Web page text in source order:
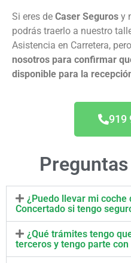
Si eres de Caser Seguros y
podrás traerlo a nuestro
Asistencia en Carretera, pero
nosotros para confirmar
disponible para la
919
¿Puedo llevar mi
Concertado si tengo
¿Qué trámites tengo
terceros y tengo parte